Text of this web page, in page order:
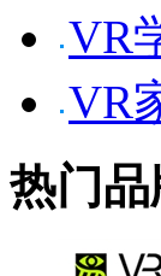
VR
VR
热门品